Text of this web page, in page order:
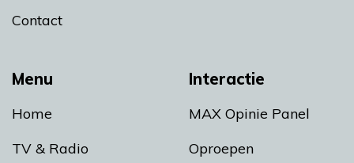
Menu
Home
TV & Radio
Interactie
MAX Opinie Panel
Oproepen
Contact